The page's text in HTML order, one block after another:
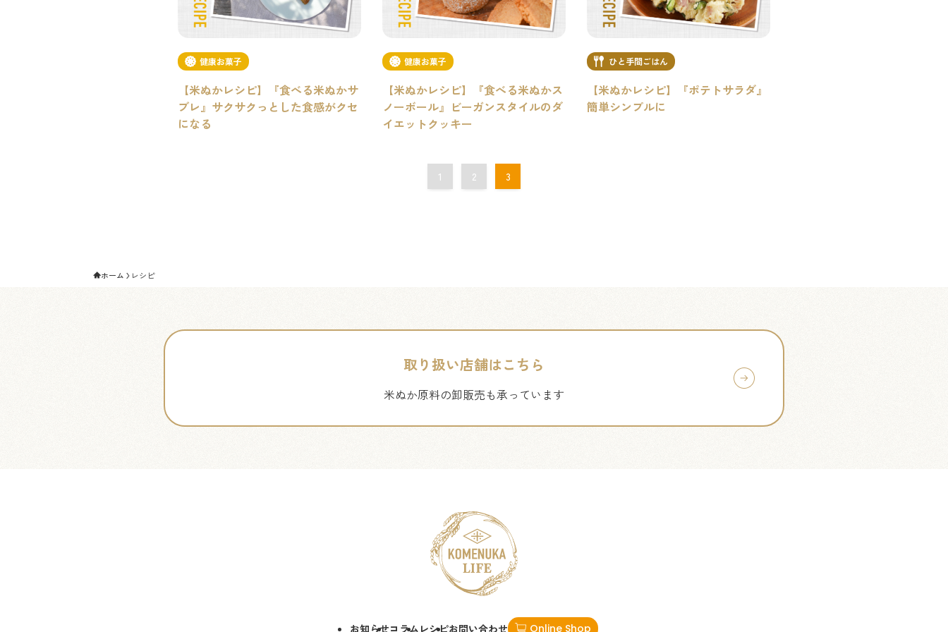
健康お菓子
【米ぬかレシピ】『食べる米ぬかサ
ブレ』サクサクっとした食感がクセ
になる
健康お菓子
【米ぬかレシピ】『食べる米ぬかス
ノーボール』ビーガンスタイルのダ
イエットクッキー
ひと手間ごはん
【米ぬかレシピ】『ポテトサラダ』
簡単シンプルに
1 2 3
ホーム レシピ
取り扱い店舗はこちら
米ぬか原料の卸販売も承っています
お知らせコラム レシピお問い合わせ Online Shop